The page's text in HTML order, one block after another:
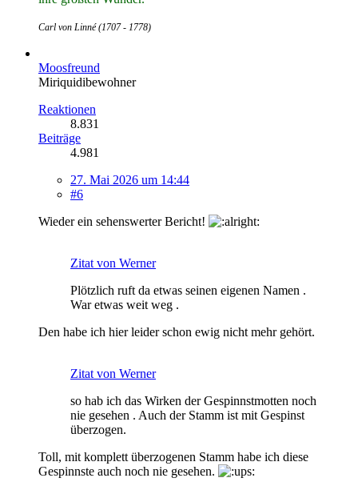
Carl von Linné (1707 - 1778)
Moosfreund
Miriquidibewohner
Reaktionen
8.831
Beiträge
4.981
27. Mai 2026 um 14:44
#6
Wieder ein sehenswerter Bericht!
Zitat von Werner
Plötzlich ruft da etwas seinen eigenen Namen .
War etwas weit weg .
Den habe ich hier leider schon ewig nicht mehr gehört.
Zitat von Werner
so hab ich das Wirken der Gespinnstmotten noch
nie gesehen . Auch der Stamm ist mit Gespinst
überzogen.
Toll, mit komplett überzogenen Stamm habe ich diese
Gespinnste auch noch nie gesehen.